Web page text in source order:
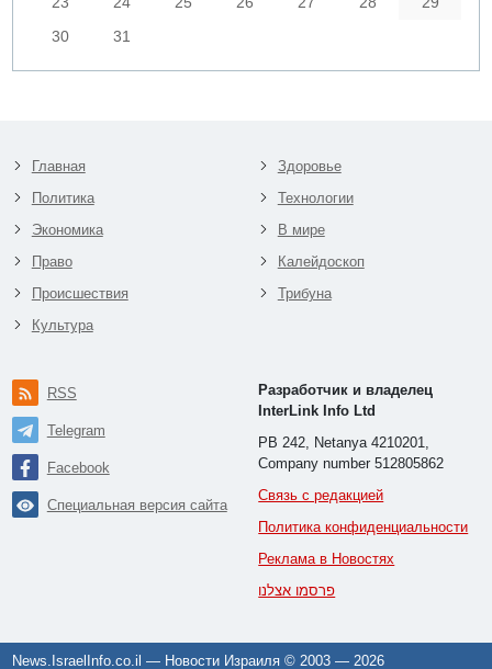
30
31
Главная
Политика
Экономика
Право
Происшествия
Культура
Здоровье
Технологии
В мире
Калейдоскоп
Трибуна
RSS
Telegram
Facebook
Специальная версия сайта
Разработчик и владелец
InterLink Info Ltd
PB 242, Netanya 4210201,
Company number 512805862
Связь с редакцией
Политика конфиденциальности
Реклама в Новостях
פרסמו אצלנו
News.IsraelInfo.co.il — Новости Израиля © 2003 —2026